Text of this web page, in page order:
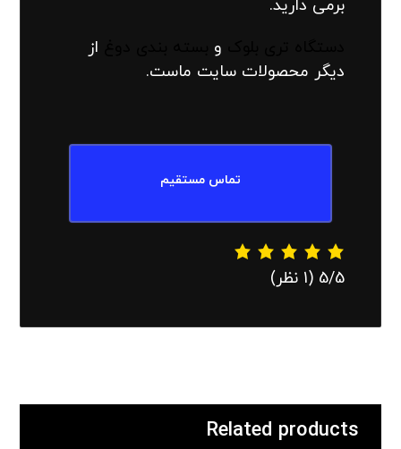
برمی دارید.
و
از
دیگر محصولات سایت ماست.
تماس مستقیم
‫5/5 ‫(1 نظر)
Related products